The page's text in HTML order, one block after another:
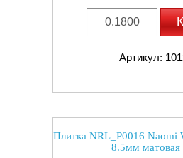
Артикул:
Плитка NRL_P0016 Naomi
8.5мм матовая